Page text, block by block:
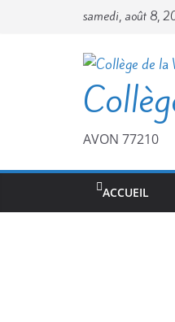
samedi, août 8,
AVON 77210
ACCUEIL